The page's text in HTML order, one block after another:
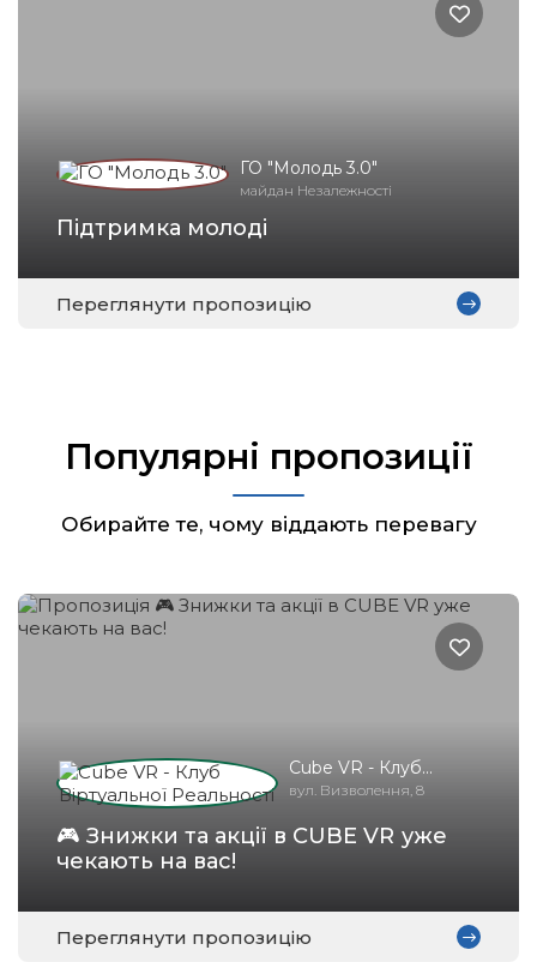
ГО "Молодь 3.0"
майдан Незалежності
Підтримка молоді
Переглянути пропозицію
Популярні пропозиції
Обирайте те, чому віддають перевагу
Cube VR - Клуб
Віртуальної
вул. Визволення, 8
🎮 Знижки та акції в CUBE VR уже
чекають на вас!
Переглянути пропозицію